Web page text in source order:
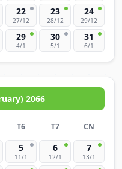
22
27/12
23
28/12
24
29/12
29
4/1
30
5/1
31
6/1
2066
T6 T7 CN
5
11/1
6
12/1
7
13/1